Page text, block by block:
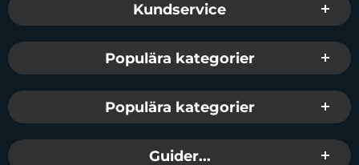
Kundservice
Populära kategorier
Populära kategorier
Guider...